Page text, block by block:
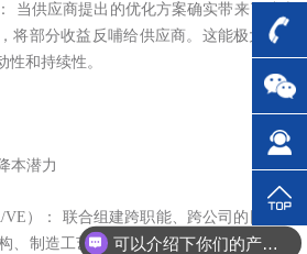
当供应商提出的优化方案确实带来了成本
将部分收益反哺给供应商。这能极大激发
和持续性。
本潜力
）： 联合组建跨职能、跨公司的团队，
、制造工艺进行系统性分析，在保证甚至
可以介绍下你们的产品么？